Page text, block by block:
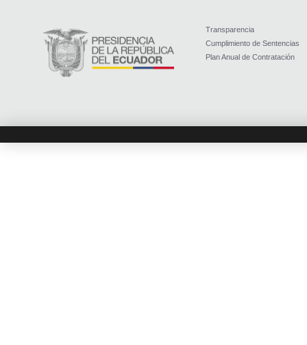
Transparencia
Cumplimiento de Sentencias
Plan Anual de Contratación